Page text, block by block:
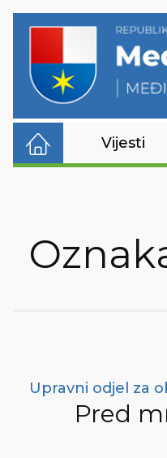
Vijesti
Upravni odjel za
Pred